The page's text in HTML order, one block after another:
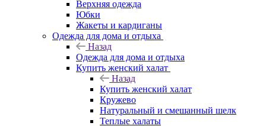
Верхняя одежда
Юбки
Жакеты и кардиганы
Одежда для дома и отдыха
Назад
Одежда для дома и отдыха
Купить женский халат
Назад
Купить женский халат
Кружево
Натуральный и смешанный шелк
Теплые халаты